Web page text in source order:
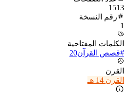
1513
رقم النسخة
1
الكلمات المفتاحية
#قصص القرآن20
القرن
القرن 14 هـ